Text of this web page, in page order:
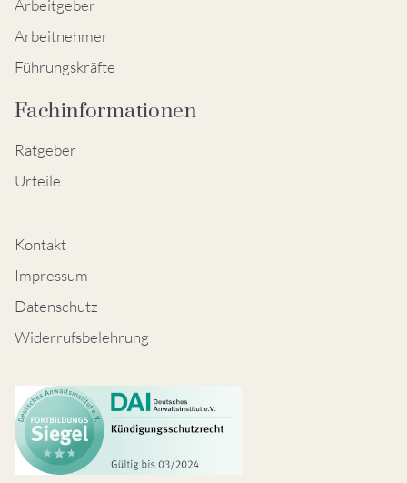
Arbeitgeber
Arbeitnehmer
Führungskräfte
Fachinformationen
Ratgeber
Urteile
Kontakt
Impressum
Datenschutz
Widerrufsbelehrung